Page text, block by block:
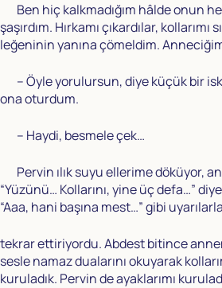
Ben hiç kalkmadığım hâlde onun
şaşırdım. Hırkamı çıkardılar, kollarımı
leğeninin yanına çömeldim.
– Öyle yorulursun, diye küçük bir
ona oturdum.
– Haydi, besmele çek…
Pervin ılık suyu ellerime döküyor,
“Yüzünü… Kollarını, yine üç defa…”
“Aaa, hani başına mest…” gibi
tekrar ettiriyordu. Abdest bitince
sesle namaz dualarını okuyarak
kuruladık. Pervin de ayaklarımı